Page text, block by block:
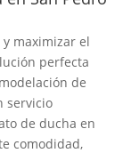
maximizar el
perfecta
de
servicio
de ducha en
comodidad,